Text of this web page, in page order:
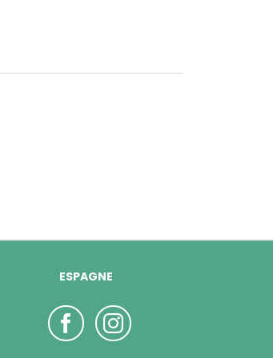
ESPAGNE